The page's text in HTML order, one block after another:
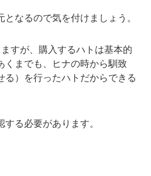
なるので気を付けましょう。
すが、購入するハトは基本的
くまでも、ヒナの時から馴致
る）を行ったハトだからできる
る必要があります。